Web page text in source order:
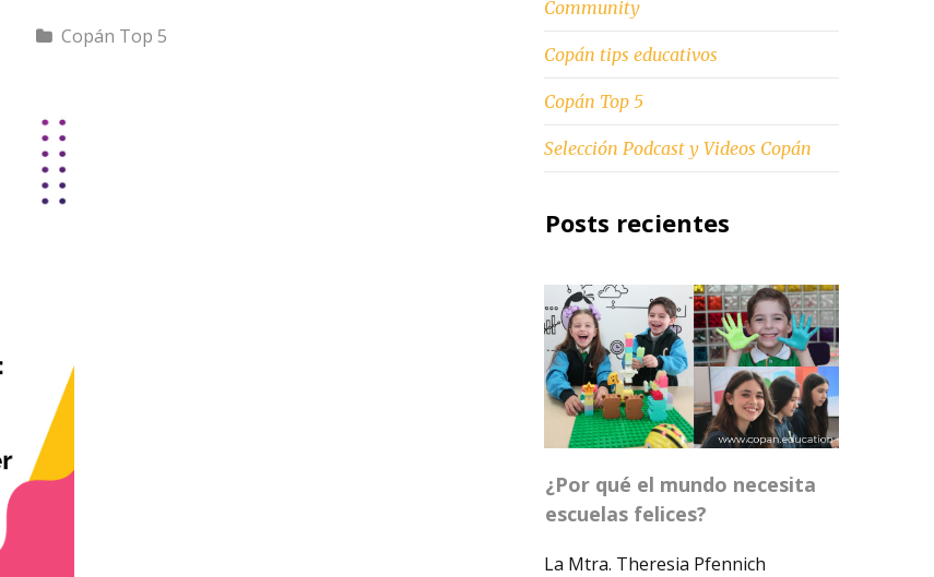
Copán Top 5
Community
Copán tips educativos
Copán Top 5
Selección Podcast y Videos Copán
Posts recientes
¿Por qué el mundo necesita
escuelas felices?
La Mtra. Theresia Pfennich